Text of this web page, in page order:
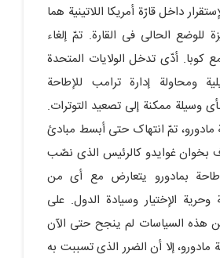
داخل قارّة أمریکا اللاتینیة هما
للوضع الحالی فی القارة. تمّ إلغاء
مع کوبا. أدّى تدخل الولایات المتحدة
ومحاولة إدارة ترامب للإطاحة
وسیلة ممکنة إلى تصعید التوترات.
تمّ انتهاک حتى أبسط مبادئ
بخوان غوایدو کالرئیس الذی نصّب
بمادورو یتعارض مع أی من
وحریة الإختیار وسیادة الدول. على
هذه السیاسات لم ینجح حتى الآن
إلا أن الضرر الذی تسببت به